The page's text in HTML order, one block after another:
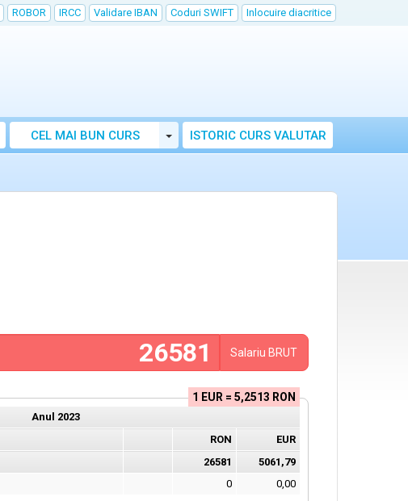
ROBOR IRCC Validare IBAN Coduri SWIFT Inlocuire diacritice
CEL MAI BUN CURS Toggle Dropdown
ISTORIC CURS VALUTAR
Salariu BRUT
1 EUR = 5,2513 RON
Anul 2023
RON
EUR
26581
5061,79
0
0,00